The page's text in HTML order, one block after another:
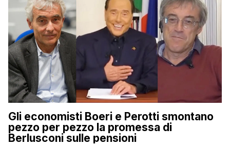
Gli economisti Boeri e Perotti smontano
pezzo per pezzo la promessa di
Berlusconi sulle pensioni